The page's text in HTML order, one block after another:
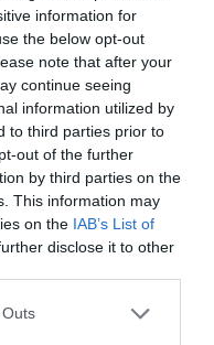
information for
the below opt-out
note that after your
continue seeing
information utilized by
to third parties prior to
out of the further
by third parties on the
This information may
on the IAB’s List of
disclose it to other
ακόμη και
Αυτό το συνεχές,
κοινό στοιχείο σε
τα έργα μου.
με τον δικό μου
χαρτί. Κατά τη
με απασχόλησαν
στην τέχνη όσο και
η απλότητα, η
η συμμετρία ή
με εκείνα όπου